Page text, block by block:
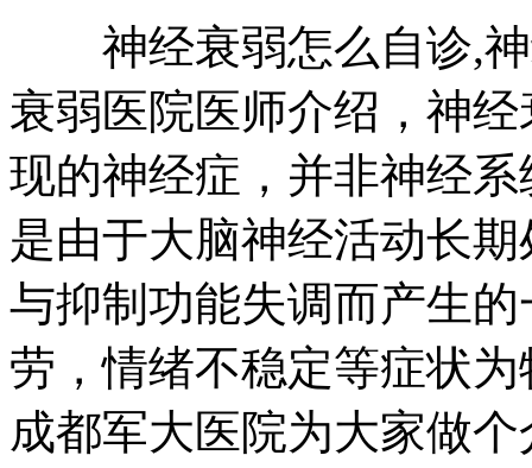
神经衰弱怎么自诊,神
衰弱医院医师介绍，神
现的神经症，并非神经
是由于大脑神经活动长
与抑制功能失调而产生
劳，情绪不稳定等症状
成都军大医院为大家做